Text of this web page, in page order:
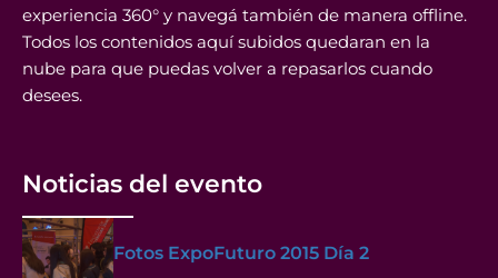
experiencia 360° y navegá también de manera offline.
Todos los contenidos aquí subidos quedaran en la
nube para que puedas volver a repasarlos cuando
desees.
Noticias del evento
Fotos ExpoFuturo 2015 Día 2